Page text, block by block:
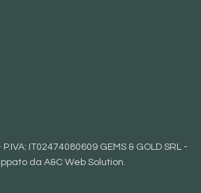
IT02474080609 GEMS & GOLD SRL -
da A&C Web Solution.